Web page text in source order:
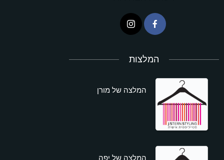
המלצות
המלצה של מורן
המלצה של יפה